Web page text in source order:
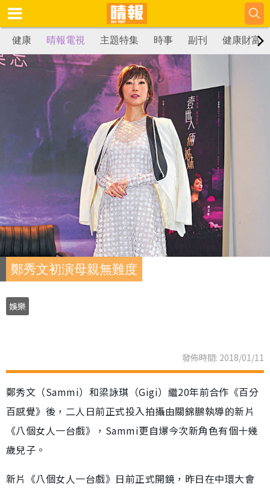
健康 晴報電視 主題特集 時事 副刊 健康財富
鄭秀文初演母親無難度
娛樂
發佈時間: 2018/01/11
鄭秀文（Sammi）和梁詠琪（Gigi）繼20年前合作《百分
百感覺》後，二人日前正式投入拍攝由關錦鵬執導的新片
《八個女人一台戲》，Sammi更自爆今次新角色有個十幾
歲兒子。
新片《八個女人一台戲》日前正式開鏡，昨日在中環大會